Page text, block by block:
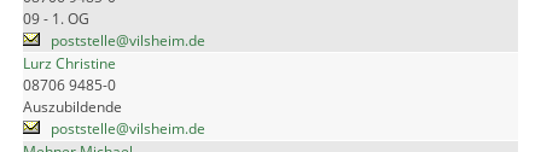
09 - 1. OG
poststelle@vilsheim.de
Lurz Christine
08706 9485-0
Auszubildende
poststelle@vilsheim.de